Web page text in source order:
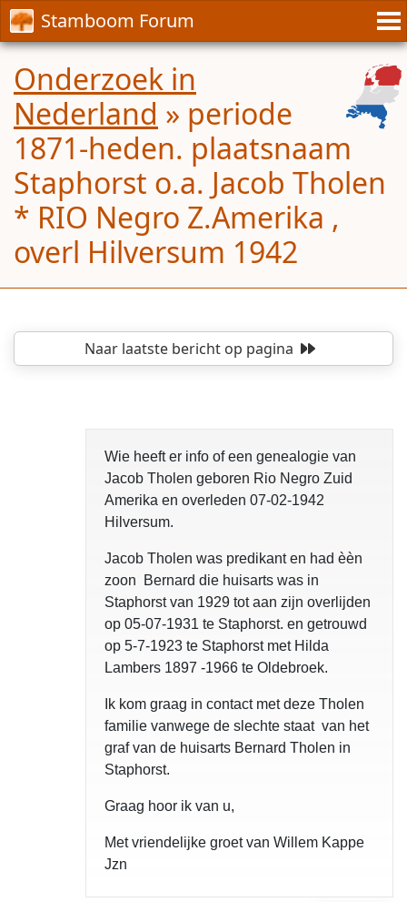
Stamboom Forum
Onderzoek in
Nederland » periode
1871-heden. plaatsnaam
Staphorst o.a. Jacob Tholen
* RIO Negro Z.Amerika ,
overl Hilversum 1942
Naar laatste berichtop pagina
Wie heeft er info of een genealogie van
Jacob Tholen geboren Rio Negro Zuid
Amerika en overleden 07-02-1942
Hilversum.
Jacob Tholen was predikant en had èèn
zoon Bernard die huisarts was in
Staphorst van 1929 tot aan zijn overlijden
op 05-07-1931 te Staphorst. en getrouwd
op 5-7-1923 te Staphorst met Hilda
Lambers 1897 -1966 te Oldebroek.
Ik kom graag in contact met deze Tholen
familie vanwege de slechte staat van het
graf van de huisarts Bernard Tholen in
Staphorst.
Graag hoor ik van u,
Met vriendelijke groet van Willem Kappe
Jzn